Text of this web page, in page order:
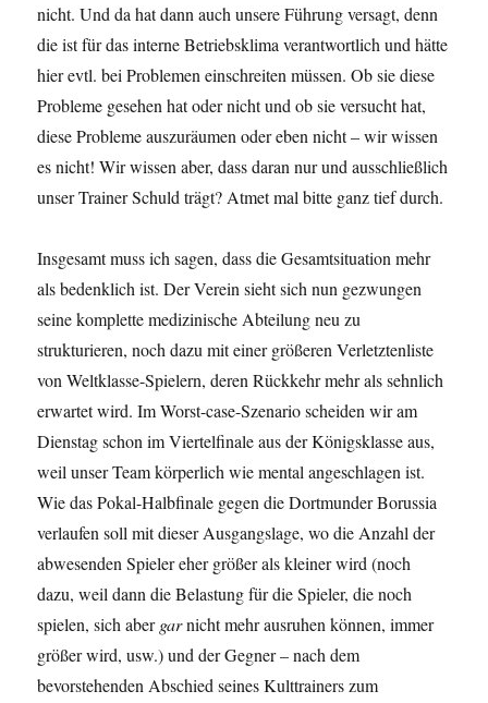
nicht. Und da hat dann auch unsere Führung versagt, denn
die ist für das interne Betriebsklima verantwortlich und hätte
hier evtl. bei Problemen einschreiten müssen. Ob sie diese
Probleme gesehen hat oder nicht und ob sie versucht hat,
diese Probleme auszuräumen oder eben nicht – wir wissen
es nicht! Wir wissen aber, dass daran nur und ausschließlich
unser Trainer Schuld trägt? Atmet mal bitte ganz tief durch.
Insgesamt muss ich sagen, dass die Gesamtsituation mehr
als bedenklich ist. Der Verein sieht sich nun gezwungen
seine komplette medizinische Abteilung neu zu
strukturieren, noch dazu mit einer größeren Verletztenliste
von Weltklasse-Spielern, deren Rückkehr mehr als sehnlich
erwartet wird. Im Worst-case-Szenario scheiden wir am
Dienstag schon im Viertelfinale aus der Königsklasse aus,
weil unser Team körperlich wie mental angeschlagen ist.
Wie das Pokal-Halbfinale gegen die Dortmunder Borussia
verlaufen soll mit dieser Ausgangslage, wo die Anzahl der
abwesenden Spieler eher größer als kleiner wird (noch
dazu, weil dann die Belastung für die Spieler, die noch
spielen, sich abergarnicht mehr ausruhen können, immer
größer wird, usw.) und der Gegner – nach dem
bevorstehenden Abschied seines Kulttrainers zum